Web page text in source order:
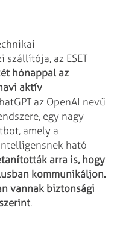
az ESET
hónappal az
aktív
az OpenAI nevű
egy nagy
amely a
ható
arra is, hogy
kommunikáljon.
vannak biztonsági
.